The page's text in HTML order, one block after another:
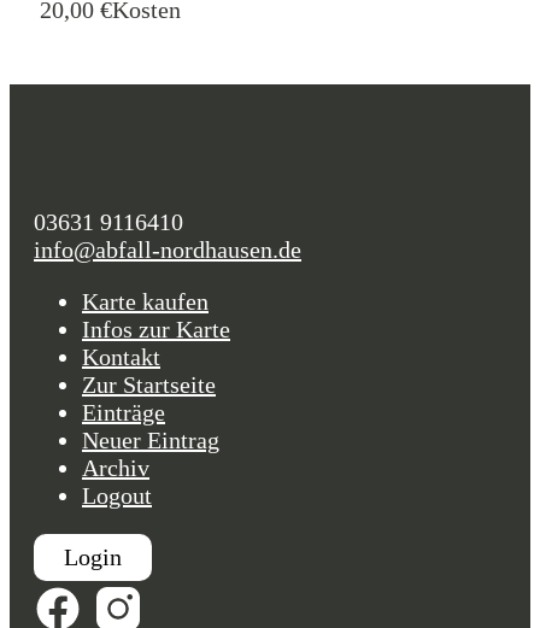
20,00 €Kosten
03631 9116410
info@abfall-nordhausen.de
Karte kaufen
Infos zur Karte
Kontakt
Zur Startseite
Einträge
Neuer Eintrag
Archiv
Logout
Login